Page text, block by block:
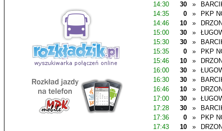
14:30
30 »
14:35
0 »
PKP
14:46
10 »
15:00
30 »
15:30
30 »
15:35
0 »
PKP
15:46
10 »
16:00
30 »
16:30
30 »
16:46
10 »
17:00
30 »
17:28
30 »
17:36
0 »
PKP
17:43
10 »